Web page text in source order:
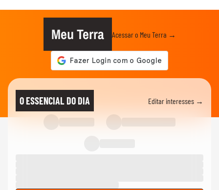
Meu Terra Acessar o Meu Terra →
O ESSENCIAL DO DIA Editar interesses →